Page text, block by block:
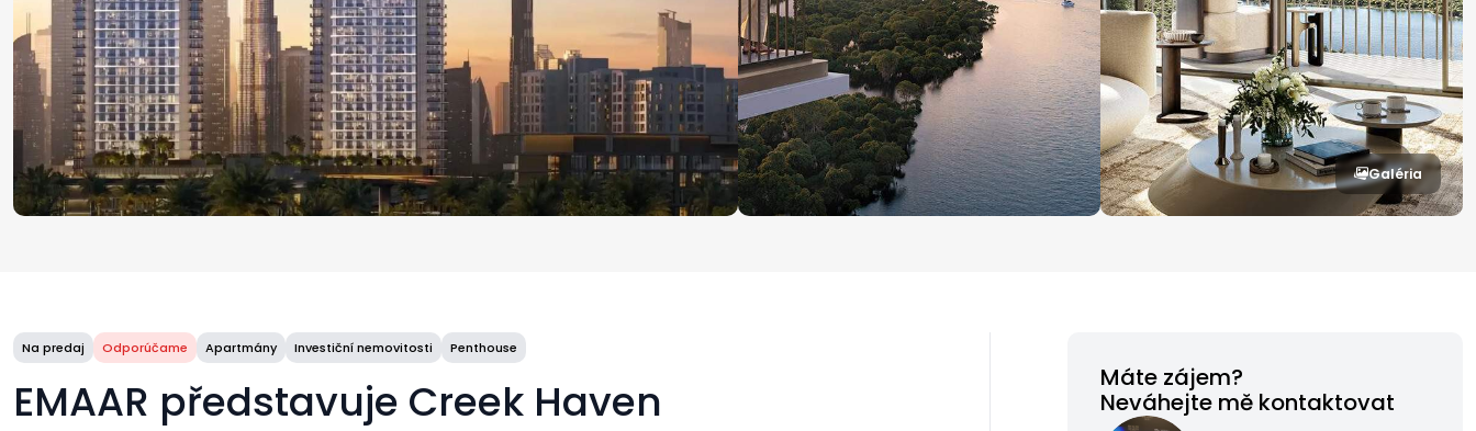
Galéria
Na predaj Odporúčame Apartmány Investiční nemovitosti Penthouse
EMAAR představuje Creek Haven
Máte zájem?
Neváhejte mě kontaktovat